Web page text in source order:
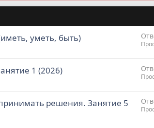
уметь, быть)
1 (2026)
решения. Занятие 5